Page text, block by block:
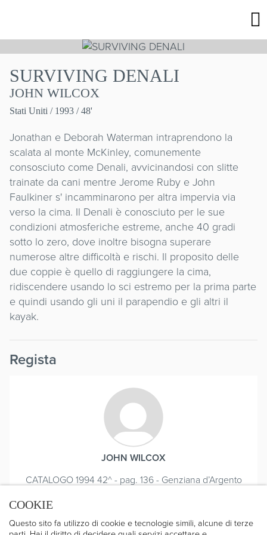
COOKIE
Questo sito fa utilizzo di cookie e tecnologie simili, alcune di terze
SURVIVING DENALI
JOHN WILCOX
Stati Uniti / 1993 / 48'
Jonathan e Deborah Waterman intraprendono la
scalata al monte McKinley, comunemente
consosciuto come Denali, avvicinandosi con slitte
trainate da cani mentre Jerome Ruby e John
Faulkiner s' incamminarono per altra impervia via
verso la cima. Il Denali è conosciuto per le sue
condizioni atmosferiche estreme, anche 40 gradi
sotto lo zero, dove inoltre bisogna superare
numerose altre difficoltà e rischi. Il proposito delle
due coppie è quello di raggiungere la cima,
ridiscendere usando lo sci estremo per la prima parte
e quindi usando gli uni il parapendio e gli altri il
kayak.
Regista
JOHN WILCOX
CATALOGO 1994 42^ - pag. 136 - Genziana d’Argento